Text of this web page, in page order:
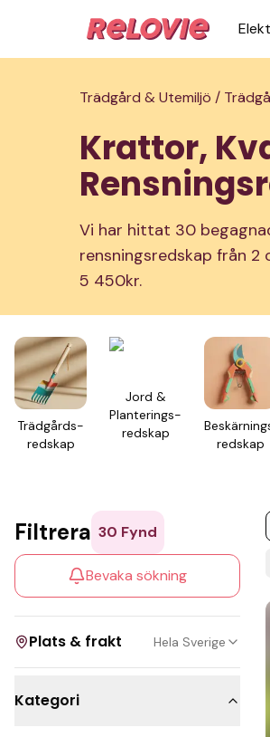
Trädgård & Utemiljö /
Krattor,
Vi har hittat 30
rensningsredskap från 2
5 450kr.
Trädgårds­
redskap
Jord &
Planterings­
redskap
redskap
Filtrera 30 Fynd
Bevaka sökning
Plats & frakt Hela Sverige
Kategori